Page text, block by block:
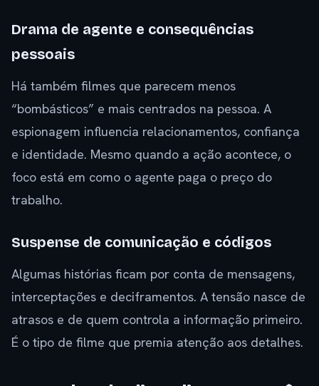
Drama de agente e consequências
pessoais
Há também filmes que parecem menos
“bombásticos” e mais centrados na pessoa. A
espionagem influencia relacionamentos, confiança
e identidade. Mesmo quando a ação acontece, o
foco está em como o agente paga o preço do
trabalho.
Suspense de comunicação e códigos
Algumas histórias ficam por conta de mensagens,
interceptações e deciframentos. A tensão nasce de
atrasos e de quem controla a informação primeiro.
É o tipo de filme que premia atenção aos detalhes.